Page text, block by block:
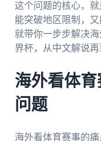
这个问题的核心，
能突破地区限制，
就带你一步步解决
界杯，从中文解说
海外看体育
问题
海外看体育赛事的